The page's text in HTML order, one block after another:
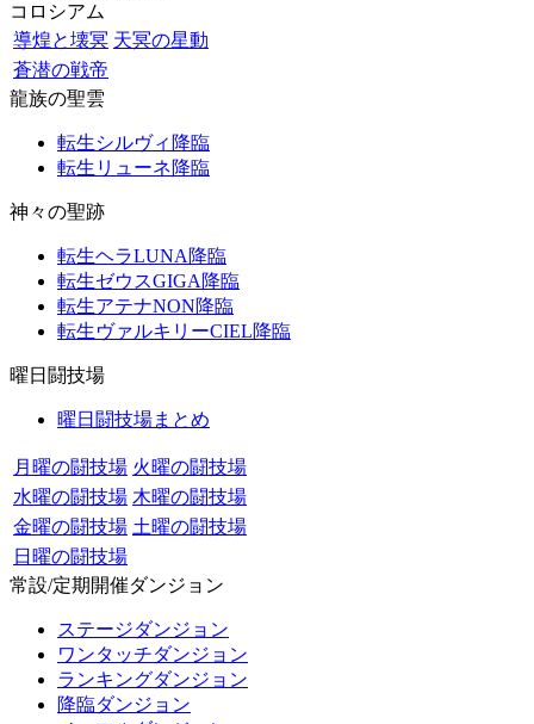
コロシアム
導煌と壊冥 天冥の星動
蒼潜の戦帝
龍族の聖雲
転生シルヴィ降臨
転生リューネ降臨
神々の聖跡
転生ヘラLUNA降臨
転生ゼウスGIGA降臨
転生アテナNON降臨
転生ヴァルキリーCIEL降臨
曜日闘技場
曜日闘技場まとめ
月曜の闘技場 火曜の闘技場
水曜の闘技場 木曜の闘技場
金曜の闘技場 土曜の闘技場
日曜の闘技場
常設/定期開催ダンジョン
ステージダンジョン
ワンタッチダンジョン
ランキングダンジョン
降臨ダンジョン